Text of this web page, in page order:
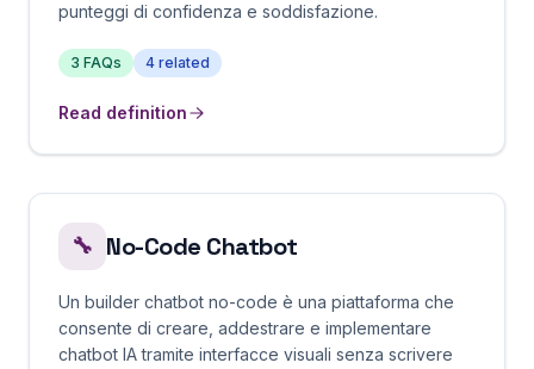
punteggi di confidenza e soddisfazione.
3 FAQs 4 related
Read definition
🔧 No-Code Chatbot
Un builder chatbot no-code è una piattaforma che
consente di creare, addestrare e implementare
chatbot IA tramite interfacce visuali senza scrivere